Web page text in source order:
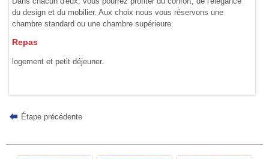
du design et du mobilier. Aux choix nous vous réservons une
chambre standard ou une chambre supérieure.
Repas
logement et petit déjeuner.
Étape précédente